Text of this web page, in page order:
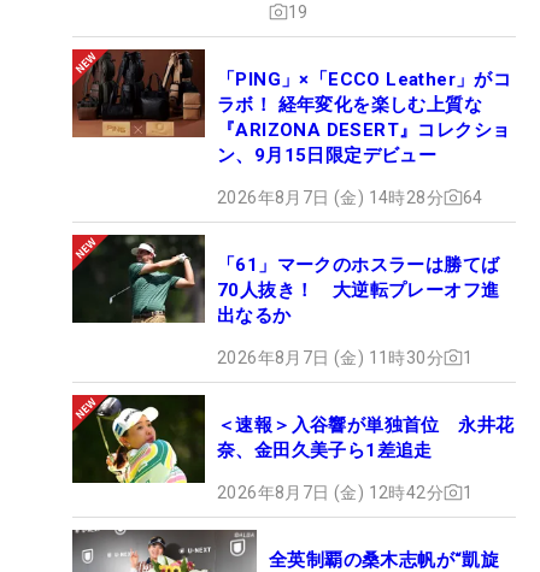
19
「PING」×「ECCO Leather」がコ
ラボ！ 経年変化を楽しむ上質な
『ARIZONA DESERT』コレクショ
ン、9月15日限定デビュー
2026年8月7日 (金) 14時28分 64
「61」マークのホスラーは勝てば
70人抜き！ 大逆転プレーオフ進
出なるか
2026年8月7日 (金) 11時30分 1
＜速報＞入谷響が単独首位 永井花
奈、金田久美子ら1差追走
2026年8月7日 (金) 12時42分 1
全英制覇の桑木志帆が“凱旋